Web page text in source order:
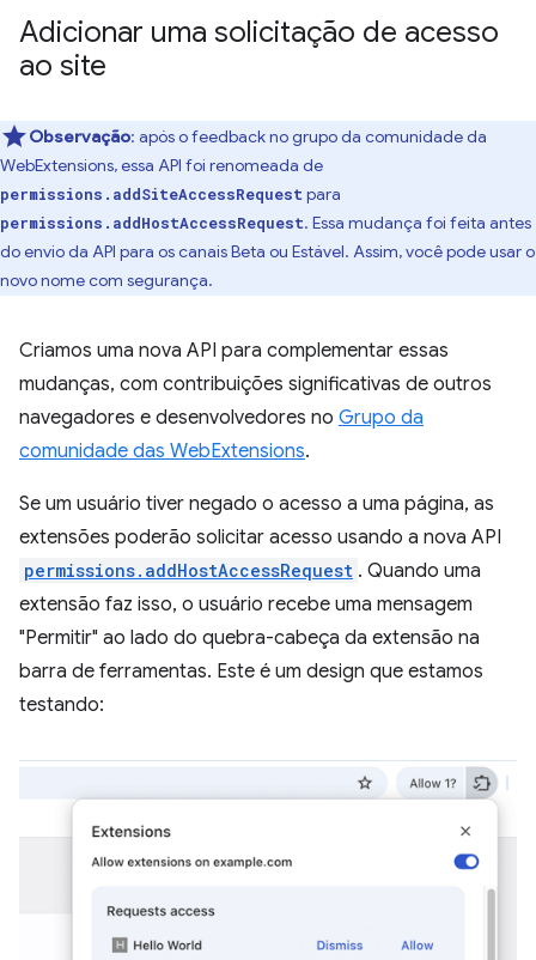
Adicionar uma solicitação de acesso
ao site
Observação: após o feedback no grupo da comunidade da
WebExtensions, essa API foi renomeada de
permissions.addSiteAccessRequest para
permissions.addHostAccessRequest. Essa mudança foi feita antes
do envio da API para os canais Beta ou Estável. Assim, você pode usar o
novo nome com segurança.
Criamos uma nova API para complementar essas
mudanças, com contribuições significativas de outros
navegadores e desenvolvedores no Grupo da
comunidade das WebExtensions.
Se um usuário tiver negado o acesso a uma página, as
extensões poderão solicitar acesso usando a nova API
permissions.addHostAccessRequest . Quando uma
extensão faz isso, o usuário recebe uma mensagem
"Permitir" ao lado do quebra-cabeça da extensão na
barra de ferramentas. Este é um design que estamos
testando: